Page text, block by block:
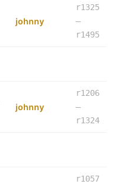
johnny
r1325
–
r1495
johnny
r1206
–
r1324
r1057